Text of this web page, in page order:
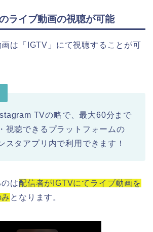
ライブ動画の視聴が可能
は「IGTV」にて視聴することが可
TVの略で、最大60分まで
視聴できるプラットフォームの
スタアプリ内で利用できます！
は配信者がIGTVにてライブ動画を
となります。